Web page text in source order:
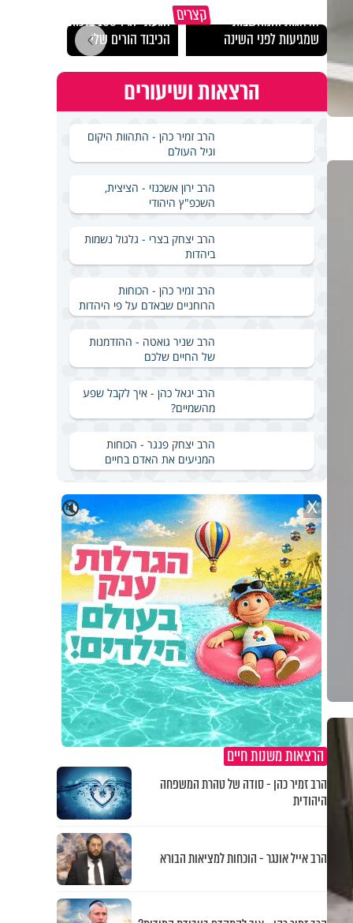
קצרים
הדאגות והמחשבות
שמגיעות לפני השינה
הגעתי לגיל 108 בזכות
הכיבוד הורים שלי
הרצאות ושיעורים
הרב זמיר כהן - התהוות היקום
וגיל העולם
הרב ירון אשכנזי - הציצית,
השכפ"ץ היהודי
הרב יצחק בצרי - גלגול נשמות
ביהדות
הרב זמיר כהן - הכוחות
הרוחניים שבאדם על פי היהדות
הרב שניר גואטה - ההזדמנות
של החיים שלכם
הרב יגאל כהן - איך לקבל שפע
מהשמיים?
הרב יצחק פנגר - הכוחות
המניעים את האדם בחיים
🔇 X
הרצאות משנות חיים
הרב זמיר כהן - סודה של טהרת המשפחה
היהודית
הרב אייל אונגר - הוכחות למציאות הבורא